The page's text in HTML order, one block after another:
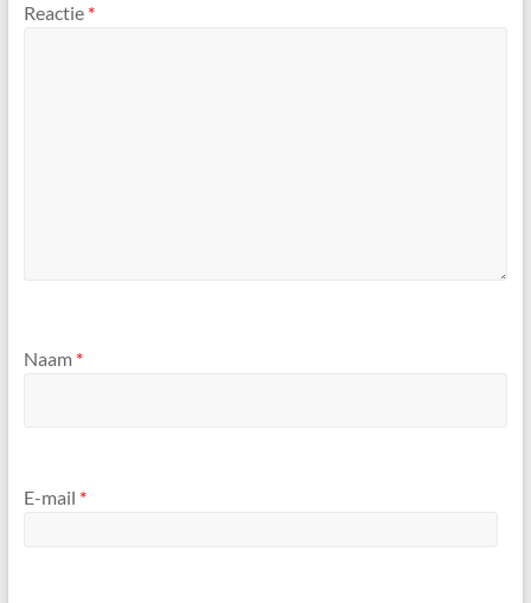
Reactie *
Naam *
E-mail *